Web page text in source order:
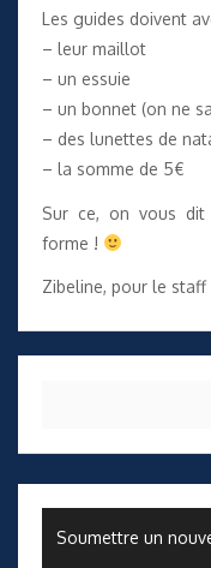
Les guides doivent
– leur maillot
– un essuie
– un bonnet (on ne
– des lunettes de
– la somme de 5€
Sur ce, on vous dit
forme !
Zibeline, pour le staff
Soumettre un